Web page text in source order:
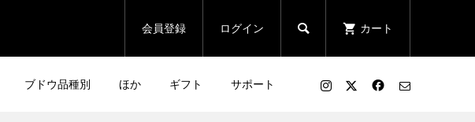
会員登録 ログイン  カート
ブドウ品種別 ほか ギフト サポート